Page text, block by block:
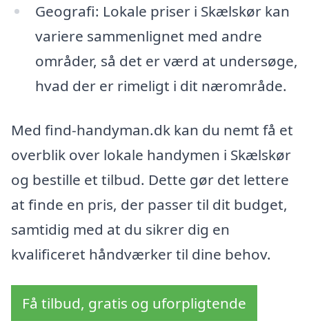
Geografi: Lokale priser i Skælskør kan
variere sammenlignet med andre
områder, så det er værd at undersøge,
hvad der er rimeligt i dit nærområde.
Med find-handyman.dk kan du nemt få et
overblik over lokale handymen i Skælskør
og bestille et tilbud. Dette gør det lettere
at finde en pris, der passer til dit budget,
samtidig med at du sikrer dig en
kvalificeret håndværker til dine behov.
Få tilbud, gratis og uforpligtende